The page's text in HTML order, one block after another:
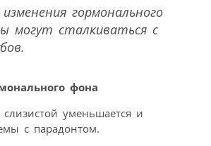
гормонального
могут сталкиваться с
фона
уменьшается и
с парадонтом.